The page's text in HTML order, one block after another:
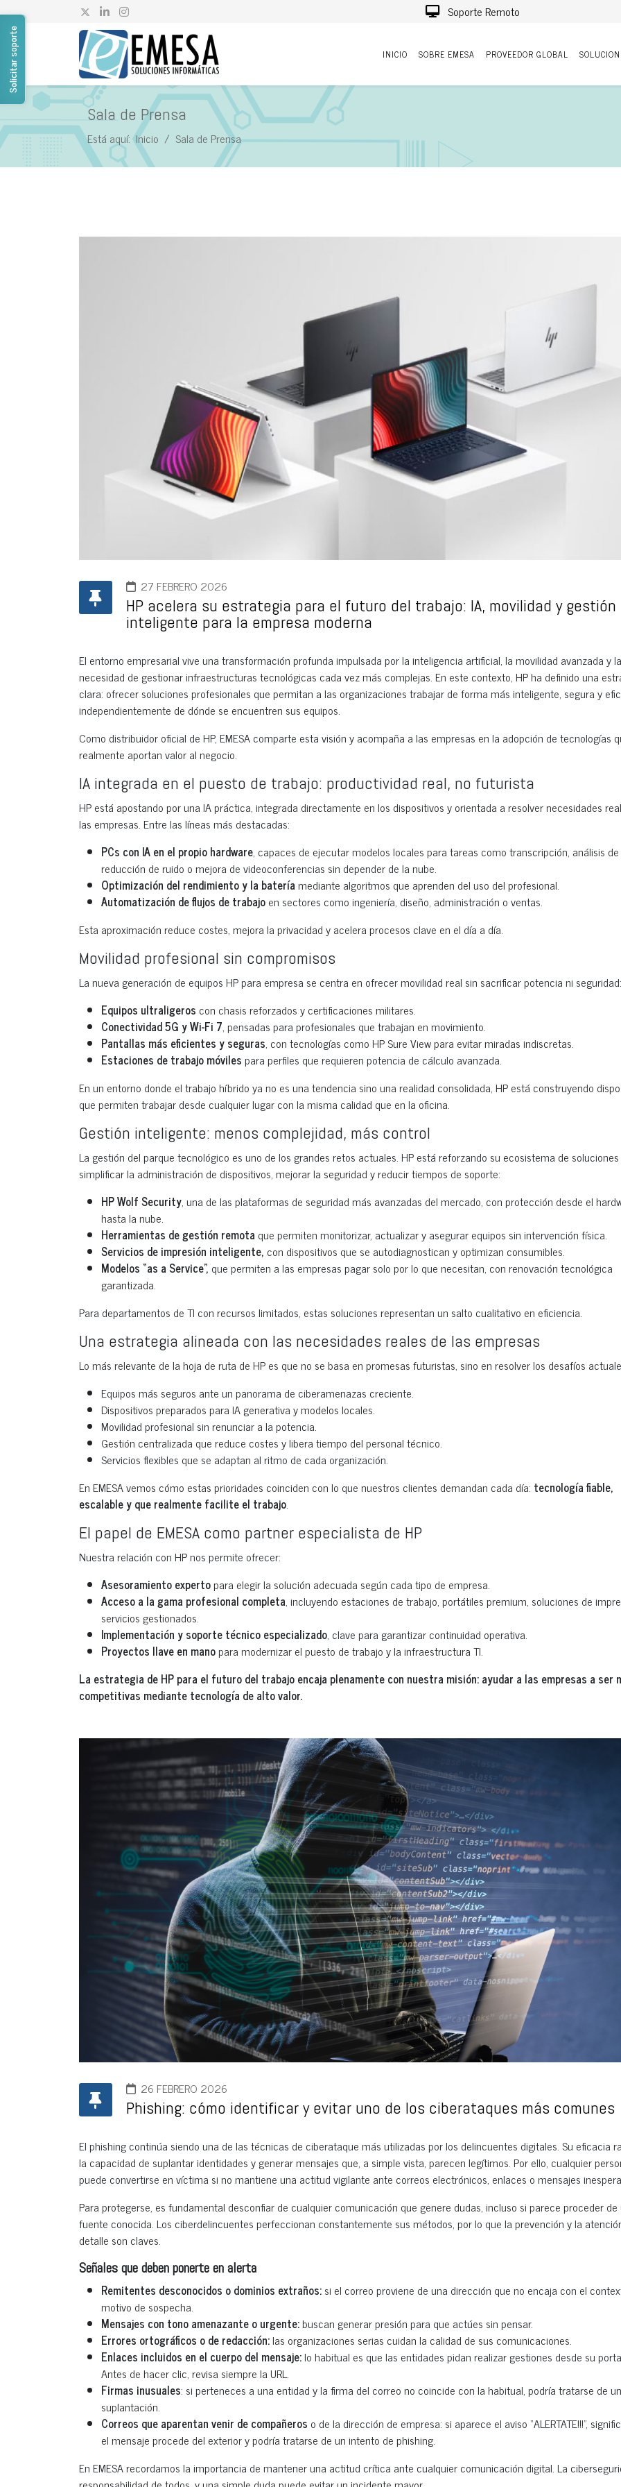
Solicitar soporte
Soporte Remoto
INICIO SOBRE EMESA PROVEEDOR GLOBAL
Sala de Prensa
Está aquí:Inicio Sala de Prensa
Sala de Prensa
27 FEBRERO 2026
HP acelera su estrategia para el futuro del trabajo: IA, movilidad y gestión
inteligente para la empresa moderna
El entorno empresarial vive una transformación profunda impulsada por la inteligencia artificial, la movilidad avanzada y la
necesidad de gestionar infraestructuras tecnológicas cada vez más complejas. En este contexto, HP ha definido una
clara: ofrecer soluciones profesionales que permitan a las organizaciones trabajar de forma más inteligente, segura y
independientemente de dónde se encuentren sus equipos.
Como distribuidor oficial de HP, EMESA comparte esta visión y acompaña a las empresas en la adopción de tecnologías
realmente aportan valor al negocio.
IA integrada en el puesto de trabajo: productividad real, no futurista
HP está apostando por una IA práctica, integrada directamente en los dispositivos y orientada a resolver necesidades
las empresas. Entre las líneas más destacadas:
PCs con IA en el propio hardware, capaces de ejecutar modelos locales para tareas como transcripción, análisis
reducción de ruido o mejora de videoconferencias sin depender de la nube.
Optimización del rendimiento y la bateríamediante algoritmos que aprenden del uso del profesional.
Automatización de flujos de trabajoen sectores como ingeniería, diseño, administración o ventas.
Esta aproximación reduce costes, mejora la privacidad y acelera procesos clave en el día a día.
Movilidad profesional sin compromisos
La nueva generación de equipos HP para empresa se centra en ofrecer movilidad real sin sacrificar potencia ni seguridad:
Equipos ultraligeros con chasis reforzados y certificaciones militares.
Conectividad 5G y Wi-Fi 7, pensadas para profesionales que trabajan en movimiento.
Pantallas más eficientes y seguras, con tecnologías como HP Sure View para evitar miradas indiscretas.
Estaciones de trabajo móvilespara perfiles que requieren potencia de cálculo avanzada.
En un entorno donde el trabajo híbrido ya no es una tendencia sino una realidad consolidada, HP está construyendo
que permiten trabajar desde cualquier lugar con la misma calidad que en la oficina.
Gestión inteligente: menos complejidad, más control
La gestión del parque tecnológico es uno de los grandes retos actuales. HP está reforzando su ecosistema de
simplificar la administración de dispositivos, mejorar la seguridad y reducir tiempos de soporte:
HP Wolf Security, una de las plataformas de seguridad más avanzadas del mercado, con protección desde el
hasta la nube.
Herramientas de gestión remotaque permiten monitorizar, actualizar y asegurar equipos sin intervención física.
Servicios de impresión inteligente, con dispositivos que se autodiagnostican y optimizan consumibles.
Modelos “as a Service”, que permiten a las empresas pagar solo por lo que necesitan, con renovación tecnológica
garantizada.
Para departamentos de TI con recursos limitados, estas soluciones representan un salto cualitativo en eficiencia.
Una estrategia alineada con las necesidades reales de las empresas
Lo más relevante de la hoja de ruta de HP es que no se basa en promesas futuristas, sino en resolver los desafíos
Equipos más seguros ante un panorama de ciberamenazas creciente.
Dispositivos preparados para IA generativa y modelos locales.
Movilidad profesional sin renunciar a la potencia.
Gestión centralizada que reduce costes y libera tiempo del personal técnico.
Servicios flexibles que se adaptan al ritmo de cada organización.
En EMESA vemos cómo estas prioridades coinciden con lo que nuestros clientes demandan cada día: tecnología fiable,
escalable y que realmente facilite el trabajo.
El papel de EMESA como partner especialista de HP
Nuestra relación con HP nos permite ofrecer:
Asesoramiento expertopara elegir la solución adecuada según cada tipo de empresa.
Acceso a la gama profesional completa, incluyendo estaciones de trabajo, portátiles premium, soluciones de
servicios gestionados.
Implementación y soporte técnico especializado, clave para garantizar continuidad operativa.
Proyectos llave en manopara modernizar el puesto de trabajo y la infraestructura TI.
La estrategia de HP para el futuro del trabajo encaja plenamente con nuestra misión: ayudar a las empresas a ser
competitivas mediante tecnología de alto valor.
26 FEBRERO 2026
Phishing: cómo identificar y evitar uno de los ciberataques más comunes
El phishing continúa siendo una de las técnicas de ciberataque más utilizadas por los delincuentes digitales. Su eficacia
la capacidad de suplantar identidades y generar mensajes que, a simple vista, parecen legítimos. Por ello, cualquier
puede convertirse en víctima si no mantiene una actitud vigilante ante correos electrónicos, enlaces o mensajes
Para protegerse, es fundamental desconfiar de cualquier comunicación que genere dudas, incluso si parece proceder de
fuente conocida. Los ciberdelincuentes perfeccionan constantemente sus métodos, por lo que la prevención y la
detalle son claves.
Señales que deben ponerte en alerta
Remitentes desconocidos o dominios extraños:si el correo proviene de una dirección que no encaja con el
motivo de sospecha.
Mensajes con tono amenazante o urgente:buscan generar presión para que actúes sin pensar.
Errores ortográficos o de redacción:las organizaciones serias cuidan la calidad de sus comunicaciones.
Enlaces incluidos en el cuerpo del mensaje:lo habitual es que las entidades pidan realizar gestiones desde su
Antes de hacer clic, revisa siempre la URL.
Firmas inusuales: si perteneces a una entidad y la firma del correo no coincide con la habitual, podría tratarse de
suplantación.
Correos que aparentan venir de compañeros o de la dirección de empresa: si aparece el aviso “ALERTATE!!!”,
el mensaje procede del exterior y podría tratarse de un intento de phishing.
En EMESA recordamos la importancia de mantener una actitud crítica ante cualquier comunicación digital. La